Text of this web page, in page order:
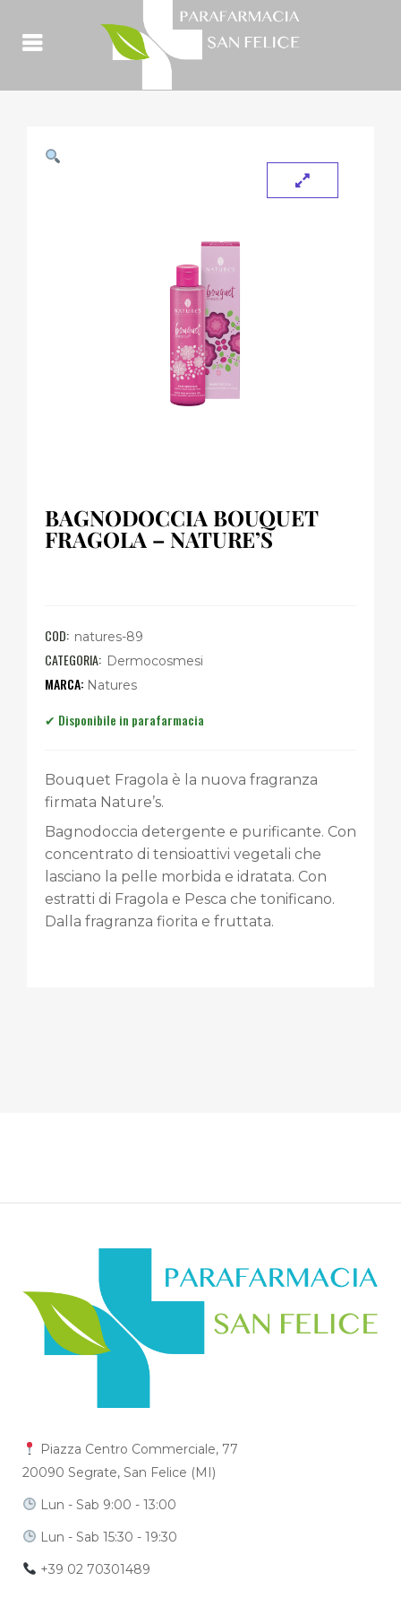
BAGNODOCCIA BOUQUET
FRAGOLA – NATURE’S
COD: natures-89
CATEGORIA: Dermocosmesi
Natures
Bouquet Fragola è la nuova fragranza
firmata Nature’s.
Bagnodoccia detergente e purificante. Con
concentrato di tensioattivi vegetali che
lasciano la pelle morbida e idratata. Con
estratti di Fragola e Pesca che tonificano.
Dalla fragranza fiorita e fruttata.
Piazza Centro Commerciale, 77
20090 Segrate, San Felice (MI)
Lun - Sab 9:00 - 13:00
Lun - Sab 15:30 - 19:30
+39 02 70301489